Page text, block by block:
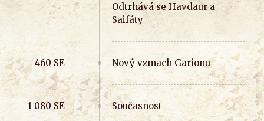
Odtrhává se Havdaur a
Saifáty
Nový vzmach Garionu
Současnost